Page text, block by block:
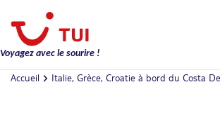
Voyagez avec le sourire !
Accueil Italie, Grèce, Croatie à bord du Costa